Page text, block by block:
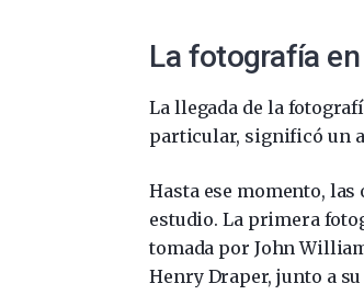
La fotografía
La llegada de la
particular, significó un
Hasta ese momento,
estudio. La primera
tomada por John
Henry Draper, junto a